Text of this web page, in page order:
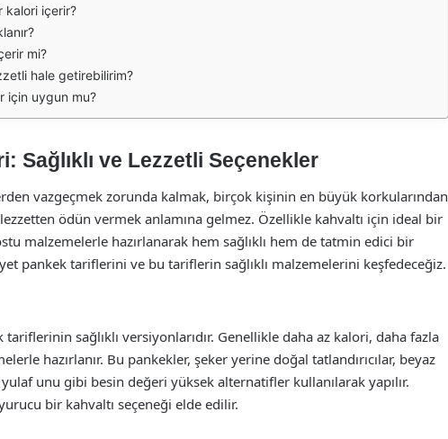
kalori içerir?
mi?
hale getirebilirim?
için uygun mu?
Sağlıklı ve Lezzetli Seçenekler
vazgeçmek zorunda kalmak, birçok kişinin en büyük korkularından
ödün vermek anlamına gelmez. Özellikle kahvaltı için ideal bir
malzemelerle hazırlanarak hem sağlıklı hem de tatmin edici bir
pankek tariflerini ve bu tariflerin sağlıklı malzemelerini keşfedeceğiz.
sağlıklı versiyonlarıdır. Genellikle daha az kalori, daha fazla
hazırlanır. Bu pankekler, şeker yerine doğal tatlandırıcılar, beyaz
unu gibi besin değeri yüksek alternatifler kullanılarak yapılır.
bir kahvaltı seçeneği elde edilir.